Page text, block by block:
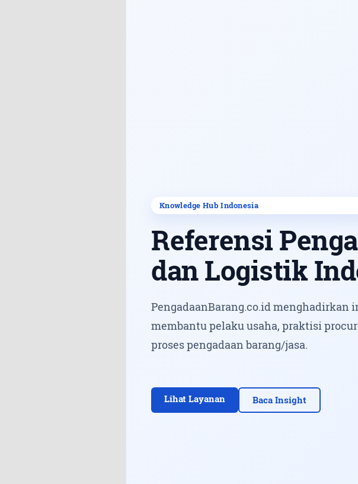
Referensi
dan Logistik
PengadaanBarang.co.id
membantu pelaku usaha, praktisi
proses pengadaan barang/jasa.
Lihat Layanan Baca Insight